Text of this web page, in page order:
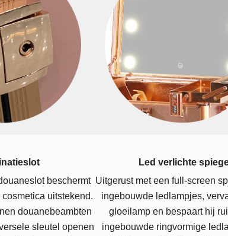
beschermt
uitstekend.
douanebeambten
sleutel openen
Led verlichte
Uitgerust met een full-screen
ingebouwde ledlampjes,
gloeilamp en bespaart hij
ingebouwde ringvormige